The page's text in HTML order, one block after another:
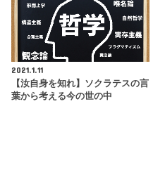
2021.1.11
【汝自身を知れ】ソクラテスの言
葉から考える今の世の中